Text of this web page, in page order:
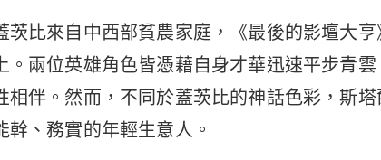
茨比來自中西部貧農家庭，《最後的影壇大
。兩位英雄角色皆憑藉自身才華迅速平步青
相伴。然而，不同於蓋茨比的神話色彩，斯
幹、務實的年輕生意人。